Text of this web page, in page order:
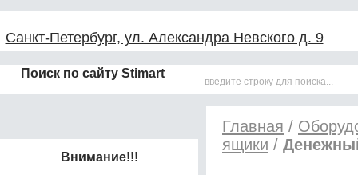
Санкт-Петербург, ул. Александра Невского д. 9
Поиск по сайту Stimart
Внимание!!!
Главная /
ящики /